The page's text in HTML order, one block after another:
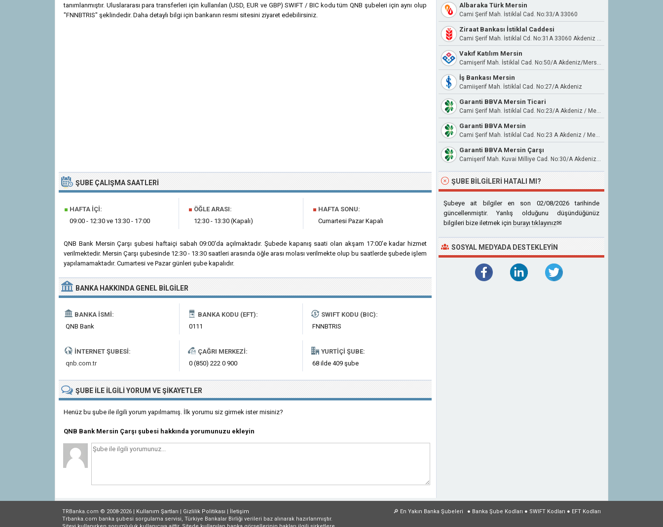
tanımlanmıştır. Uluslararası para transferleri için kullanılan (USD, EUR ve GBP) SWIFT / BIC kodu tüm QNB şubeleri için aynı olup
"FNNBTRIS" şeklindedir. Daha detaylı bilgi için bankanın resmi sitesini ziyaret edebilirsiniz.
ŞUBE ÇALIŞMA SAATLERI
■ HAFTA İÇI:
09:00 - 12:30 ve 13:30 - 17:00
■ ÖĞLE ARASI:
12:30 - 13:30 (Kapalı)
■ HAFTA SONU:
Cumartesi Pazar Kapalı
QNB Bank Mersin Çarşı şubesi haftaiçi sabah 09:00'da açılmaktadır. Şubede kapanış saati olan akşam 17:00'e kadar hizmet
verilmektedir. Mersin Çarşı şubesinde 12:30 - 13:30 saatleri arasında öğle arası molası verilmekte olup bu saatlerde şubede işlem
yapılamamaktadır. Cumartesi ve Pazar günleri şube kapalıdır.
BANKA HAKKINDA GENEL BILGILER
BANKA İSMI:
QNB Bank
BANKA KODU (EFT):
0111
SWIFT KODU (BIC):
FNNBTRIS
İNTERNET ŞUBESI:
qnb.com.tr
ÇAĞRI MERKEZI:
0 (850) 222 0 900
YURTIÇI ŞUBE:
68 ilde 409 şube
ŞUBE ILE İLGILIYORUM VE ŞIKAYETLER
Henüz bu şube ile ilgili yorum yapılmamış. İlk yorumu siz girmek ister misiniz?
QNB Bank Mersin Çarşı şubesi hakkında yorumunuzu ekleyin
Albaraka Türk Mersin
Cami Şerif Mah. İstiklal Cad. No:33/A 33060
Ziraat Bankası İstiklal Caddesi
Cami Şerif Mah. İstiklal Cd. No:31A 33060 Akdeniz Mersin
Vakıf Katılım Mersin
Camişerif Mah. İstiklal Cad. No:50/A Akdeniz/Mersin
İş Bankası Mersin
Camiişerif Mah. İstiklal Cad. No:27/A Akdeniz
Garanti BBVA Mersin Ticari
Cami Şerif Mah. İstiklal Cad. No:23/A Akdeniz / Mersin
Garanti BBVA Mersin
Cami Şerif Mah. İstiklal Cad. No:23 A Akdeniz / Mersin
Garanti BBVA Mersin Çarşı
Camişerif Mah. Kuvai Milliye Cad. No:30/A Akdeniz / Mersin
ŞUBE BILGILERI HATALI MI?
Şubeye ait bilgiler en son 02/08/2026 tarihinde
güncellenmiştir. Yanlış olduğunu düşündüğünüz
bilgileri bize iletmek için burayı tıklayınız✉
SOSYAL MEDYADA DESTEKLEYIN
● Banka Şube Kodları ● SWIFT Kodları ● EFT Kodları
🔎 En Yakın Banka Şubeleri
TRBanka.com © 2008-2026 | Kullanım Şartları | Gizlilik Politikası | İletişim
Trbanka.com banka şubesi sorgulama servisi, Türkiye Bankalar Birliği verileri baz alınarak hazırlanmıştır.